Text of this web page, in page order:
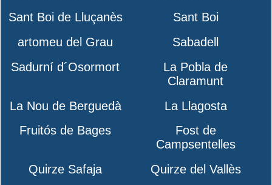
Sant Boi de Lluçanès
Sant Boi
artomeu del Grau
Sabadell
Sadurní d´Osormort
La Pobla de
Claramunt
La Nou de Berguedà
La Llagosta
Fruitós de Bages
Fost de
Campsentelles
Quirze Safaja
Quirze del Vallès